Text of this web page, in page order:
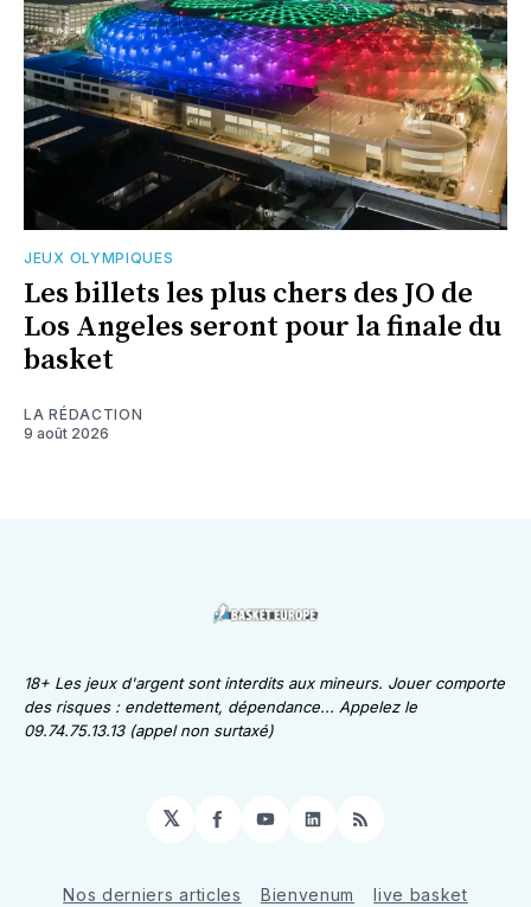
JEUX OLYMPIQUES
Les billets les plus chers des JO de
Los Angeles seront pour la finale du
basket
LA RÉDACTION
9 août 2026
18+ Les jeux d'argent sont interdits aux mineurs. Jouer comporte
des risques : endettement, dépendance... Appelez le
09.74.75.13.13 (appel non surtaxé)
𝕏 Facebook
YouTube
LinkedIn
RSS
Nos derniers articles Bienvenum live basket